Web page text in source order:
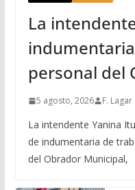
La
personal del
5 agosto, 2026 F. Lagar
La intendente Yanina
de indumentaria de
del Obrador Municipal,